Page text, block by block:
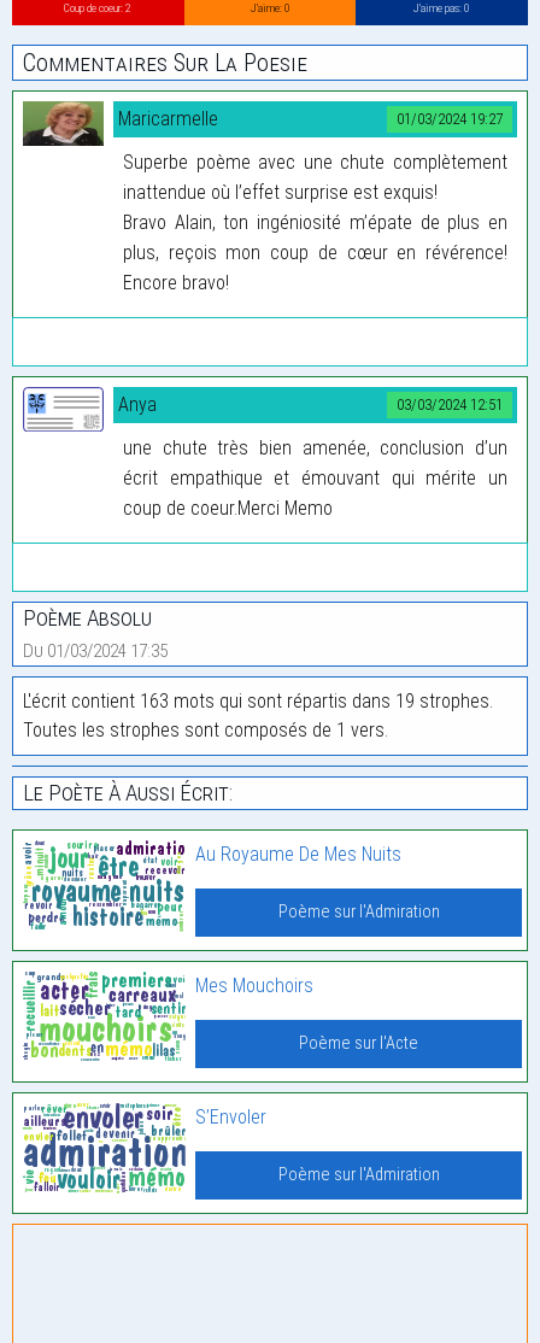
Coup de coeur: 2 J’aime: 0 J’aime pas: 0
Commentaires Sur La Poesie
01/03/2024 19:27
Maricarmelle
Superbe poème avec une chute complètement
inattendue où l’effet surprise est exquis!
Bravo Alain, ton ingéniosité m’épate de plus en
plus, reçois mon coup de cœur en révérence!
Encore bravo!
03/03/2024 12:51
Anya
une chute très bien amenée, conclusion d’un
écrit empathique et émouvant qui mérite un
coup de coeur.Merci Memo
Poème Absolu
Du 01/03/2024 17:35
L'écrit contient 163 mots qui sont répartis dans 19 strophes.
Toutes les strophes sont composés de 1 vers.
Le Poète À Aussi Écrit:
Au Royaume De Mes Nuits
Poème sur l'Admiration
Mes Mouchoirs
Poème sur l'Acte
S’Envoler
Poème sur l'Admiration